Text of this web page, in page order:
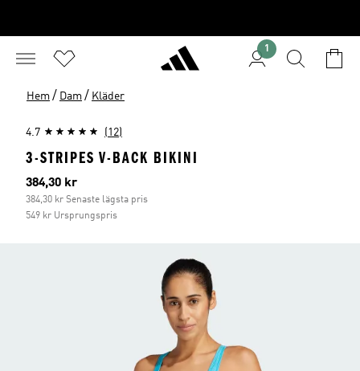
1
Hem / Dam / Kläder
4.7 (12)
3-STRIPES V-BACK BIKINI
Aktuellt pris
384,30 kr
384,30 kr Senaste lägsta pris
549 kr Ursprungspris